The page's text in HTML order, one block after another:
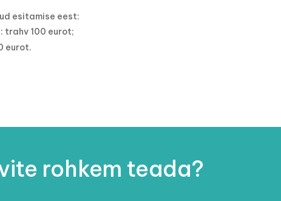
esitamise eest:
100 eurot;
eurot.
rohkem teada?